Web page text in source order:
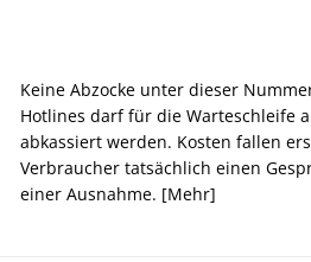
Keine Abzocke unter dieser
Hotlines darf für die Warteschleife
abkassiert werden. Kosten fallen
Verbraucher tatsächlich einen
einer Ausnahme. [Mehr]